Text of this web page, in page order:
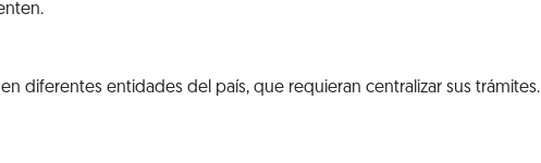
diferentes entidades del país, que requieran centralizar sus trámites.